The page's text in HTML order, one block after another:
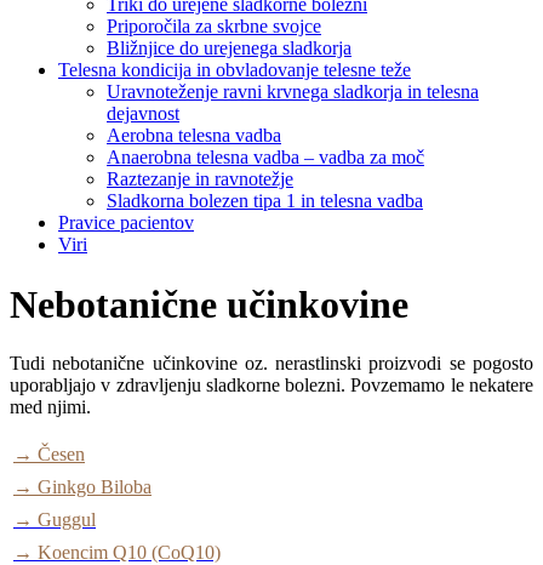
Triki do urejene sladkorne bolezni
Priporočila za skrbne svojce
Bližnjice do urejenega sladkorja
Telesna kondicija in obvladovanje telesne teže
Uravnoteženje ravni krvnega sladkorja in telesna
dejavnost
Aerobna telesna vadba
Anaerobna telesna vadba – vadba za moč
Raztezanje in ravnotežje
Sladkorna bolezen tipa 1 in telesna vadba
Pravice pacientov
Viri
Nebotanične učinkovine
Tudi nebotanične učinkovine oz. nerastlinski proizvodi se pogosto
uporabljajo v zdravljenju sladkorne bolezni. Povzemamo le nekatere
med njimi.
→ Česen
→ Ginkgo Biloba
→ Guggul
→ Koencim Q10 (CoQ10)